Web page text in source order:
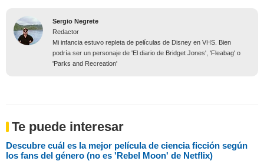
Sergio Negrete
Redactor
Mi infancia estuvo repleta de películas de Disney en VHS. Bien
podría ser un personaje de 'El diario de Bridget Jones', 'Fleabag' o
'Parks and Recreation'
Te puede interesar
Descubre cuál es la mejor película de ciencia ficción según
los fans del género (no es 'Rebel Moon' de Netflix)